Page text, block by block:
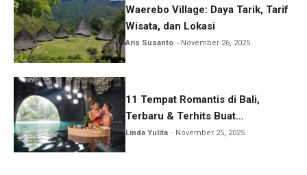
Waerebo Village: Daya Tarik, Tarif
Wisata, dan Lokasi
Aris Susanto November 26, 2025
11 Tempat Romantis di Bali,
Terbaru & Terhits Buat
Honeymoon
Linda Yulita November 25, 2025